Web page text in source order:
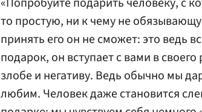
то простую, ни к чему не
принять его он не сможет: это ведь
подарок, он вступает с вами в
злобе и негативу. Ведь обычно мы
любим. Человек даже становится